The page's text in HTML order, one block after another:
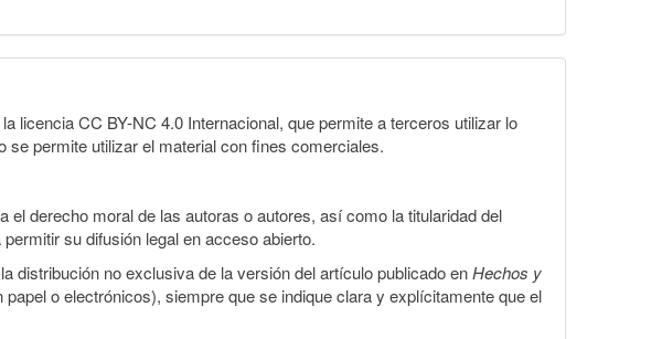
licencia CC BY-NC 4.0 Internacional, que permite a terceros utilizar lo
permite utilizar el material con fines comerciales.
el derecho moral de las autoras o autores, así como la titularidad del
permitir su difusión legal en acceso abierto.
distribución no exclusiva de la versión del artículo publicado enHechos y
o electrónicos), siempre que se indique clara y explícitamente que el